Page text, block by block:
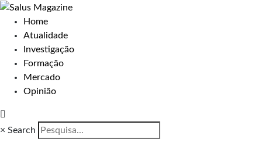
Home
Atualidade
Investigação
Formação
Mercado
Opinião
× Search